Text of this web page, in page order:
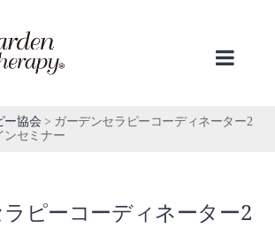
ー協会 > ガーデンセラピーコーディネーター2
ンセミナー
ピーコーディネーター2